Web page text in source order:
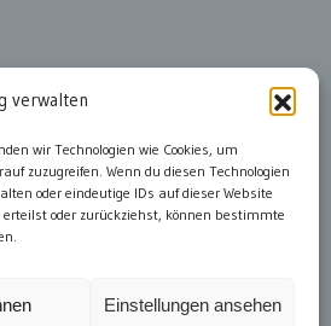
verwalten
wir Technologien wie Cookies, um
zuzugreifen. Wenn du diesen Technologien
oder eindeutige IDs auf dieser Website
oder zurückziehst, können bestimmte
Einstellungen ansehen